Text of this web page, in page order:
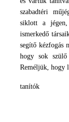
szabadtéri
siklott a
ismerkedő
segítő kézfogás
hogy sok szülő
Reméljük, hogy
tanítók